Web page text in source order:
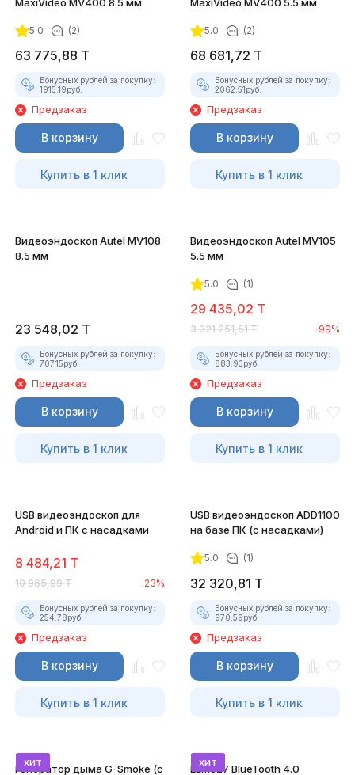
5.0 (2)
63 775,88 T
Бонусных рублей за покупку:
1915.19руб.
Предзаказ
В корзину
Купить в 1 клик
5.0 (2)
68 681,72 T
Бонусных рублей за покупку:
2062.51руб.
Предзаказ
В корзину
Купить в 1 клик
Видеоэндоскоп Autel MV108
8.5 мм
23 548,02 T
Бонусных рублей за покупку:
707.15руб.
Предзаказ
В корзину
Купить в 1 клик
Видеоэндоскоп Autel MV105
5.5 мм
5.0 (1)
29 435,02 T
3 321 251,51 T -99%
Бонусных рублей за покупку:
883.93руб.
Предзаказ
В корзину
Купить в 1 клик
USB видеоэндоскоп для
Android и ПК с насадками
8 484,21 T
10 965,99 T -23%
Бонусных рублей за покупку:
254.78руб.
Предзаказ
В корзину
Купить в 1 клик
USB видеоэндоскоп ADD1100
на базе ПК (с насадками)
5.0 (1)
32 320,81 T
Бонусных рублей за покупку:
970.59руб.
Предзаказ
В корзину
Купить в 1 клик
хит
Генератор дыма G-Smoke (c
хит
ELM327 BlueTooth 4.0